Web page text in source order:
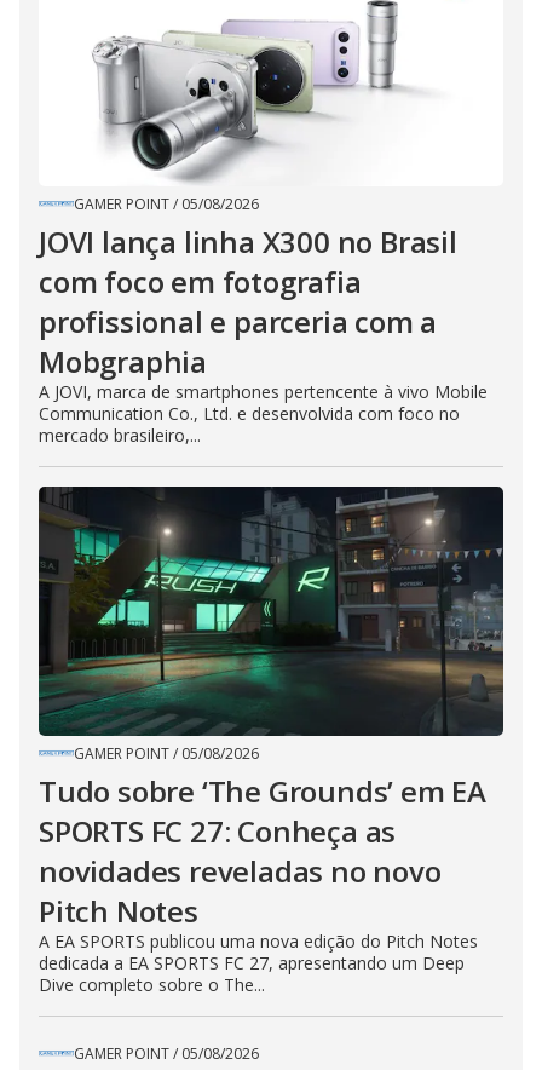
GAMER POINT/ 05/08/2026
JOVI lança linha X300 no Brasil
com foco em fotografia
profissional e parceria com a
Mobgraphia
A JOVI, marca de smartphones pertencente à vivo Mobile
Communication Co., Ltd. e desenvolvida com foco no
mercado brasileiro,...
GAMER POINT/ 05/08/2026
Tudo sobre ‘The Grounds’ em EA
SPORTS FC 27: Conheça as
novidades reveladas no novo
Pitch Notes
A EA SPORTS publicou uma nova edição do Pitch Notes
dedicada a EA SPORTS FC 27, apresentando um Deep
Dive completo sobre o The...
GAMER POINT/ 05/08/2026